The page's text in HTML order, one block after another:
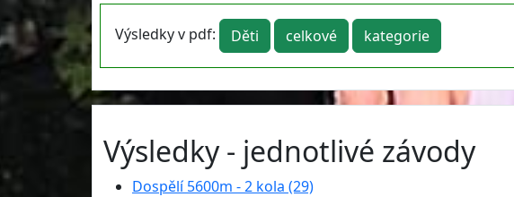
Výsledky v pdf: Děti celkové kategorie
Výsledky - jednotlivé závody
Dospělí 5600m - 2 kola (29)